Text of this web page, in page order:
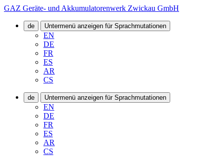
GAZ Geräte- und Akkumulatorenwerk Zwickau GmbH
de Untermenü anzeigen für Sprachmutationen
EN
DE
FR
ES
AR
CS
de Untermenü anzeigen für Sprachmutationen
EN
DE
FR
ES
AR
CS